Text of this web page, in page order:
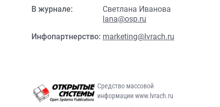
В журнале:
Светлана Иванова
lana@osp.ru
Инфопартнерство: marketing@lvrach.ru
Средство массовой
информации www.lvrach.ru